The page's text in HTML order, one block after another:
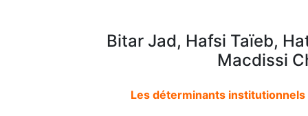
Bitar Jad, Hafsi Taïeb,
Macdissi
Les déterminants